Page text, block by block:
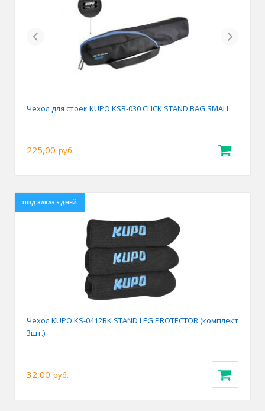
Previous Next
Чехол для стоек KUPO KSB-030 CLICK STAND BAG SMALL
225,00 руб.
ПОД ЗАКАЗ 5 ДНЕЙ
Чехол KUPO KS-0412BK STAND LEG PROTECTOR (комплект
3шт.)
32,00 руб.